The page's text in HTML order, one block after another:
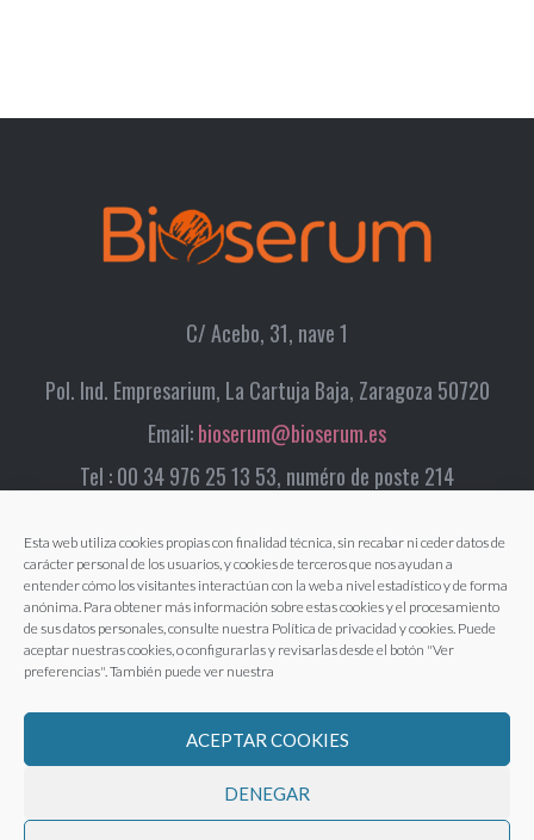
Esta web utiliza cookies propias con finalidad técnica, sin recabar ni ceder datos de
carácter personal de los usuarios, y cookies de terceros que nos ayudan a
entender cómo los visitantes interactúan con la web a nivel estadístico y de forma
anónima. Para obtener más información sobre estas cookies y el procesamiento
de sus datos personales, consulte nuestra Política de privacidad y cookies. Puede
aceptar nuestras cookies, o configurarlas y revisarlas desde el botón "Ver
preferencias". También puede ver nuestra
ACEPTAR COOKIES
DENEGAR
C/ Acebo, 31, nave 1
Pol. Ind. Empresarium, La Cartuja Baja, Zaragoza 50720
Email:bioserum@bioserum.es
Tel : 00 34 976 25 13 53, numéro de poste 214